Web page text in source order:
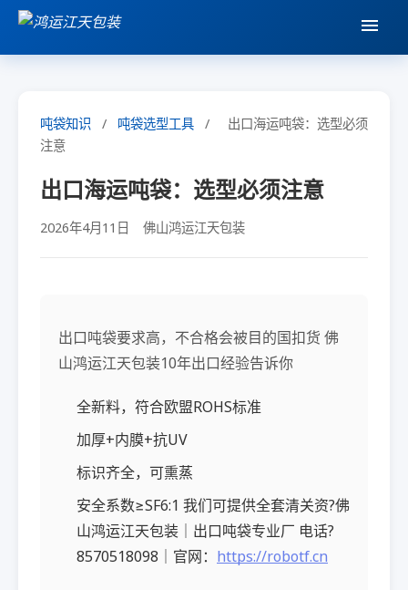
吨袋知识 / 吨袋选型工具 /
出口海运吨袋：选型必须
注意
出口海运吨袋：选型必须注意
2026年4月11日 佛山鸿运江天包装
出口吨袋要求高，不合格会被目的国扣货 佛
山鸿运江天包装10年出口经验告诉你
全新料，符合欧盟ROHS标准
加厚+内膜+抗UV
标识齐全，可熏蒸
安全系数≥SF6:1 我们可提供全套清关资?佛
山鸿运江天包装｜出口吨袋专业厂 电话?
8570518098｜官网： https://robotf.cn